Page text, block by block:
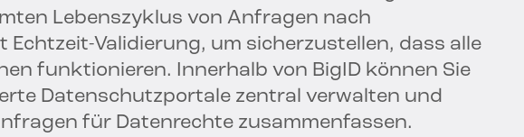
Lebenszyklus von Anfragen nach
Validierung, um sicherzustellen, dass alle
funktionieren. Innerhalb von BigID können Sie
Datenschutzportale zentral verwalten und
für Datenrechte zusammenfassen.